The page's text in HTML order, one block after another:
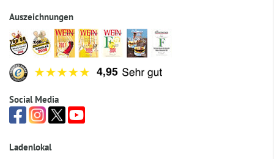
Auszeichnungen
Social Media
Ladenlokal